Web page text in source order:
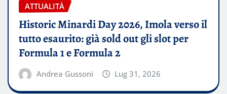
ATTUALITÀ
Historic Minardi Day 2026, Imola verso il
tutto esaurito: già sold out gli slot per
Formula 1 e Formula 2
Andrea Gussoni Lug 31, 2026